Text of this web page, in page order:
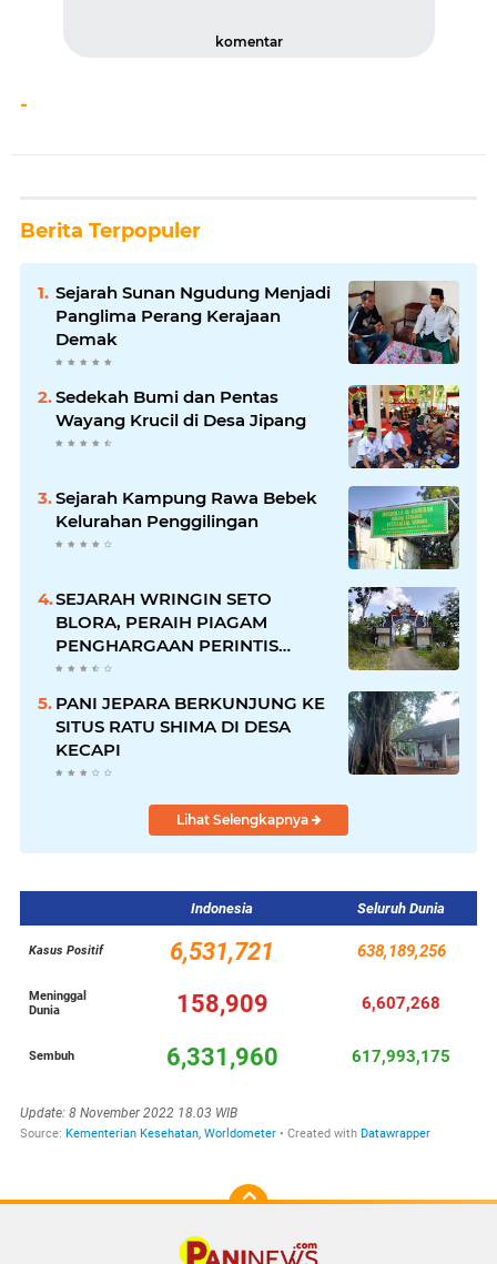
komentar
-
Berita Terpopuler
Sejarah Sunan Ngudung Menjadi
Panglima Perang Kerajaan
Demak
Sedekah Bumi dan Pentas
Wayang Krucil di Desa Jipang
Sejarah Kampung Rawa Bebek
Kelurahan Penggilingan
SEJARAH WRINGIN SETO
BLORA, PERAIH PIAGAM
PENGHARGAAN PERINTIS
LINGKUNGAN DARI GUBERNUR
PANI JEPARA BERKUNJUNG KE
SITUS RATU SHIMA DI DESA
KECAPI
Lihat Selengkapnya